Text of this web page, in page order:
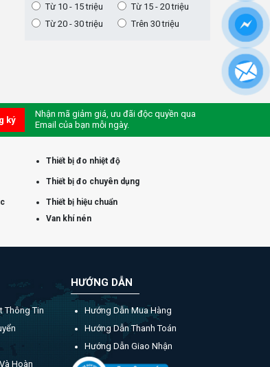
Từ 10 - 15 triệu
Từ 15 - 20 triệu
Từ 20 - 30 triệu
Trên 30 triệu
ký
Nhận mã giảm giá, ưu đãi độc quyền qua
Email của bạn mỗi ngày.
Thiết bị đo nhiệt độ
Thiết bị đo chuyên dụng
Thiết bị hiệu chuẩn
Van khí nén
Thông Tin
Hoàn
HƯỚNG DẪN
Hướng Dẫn Mua Hàng
Hướng Dẫn Thanh Toán
Hướng Dẫn Giao Nhận